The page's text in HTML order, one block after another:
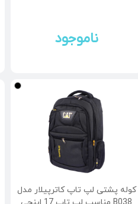
ناموجود
کوله پشتی لپ تاپ کاترپیلار مدل